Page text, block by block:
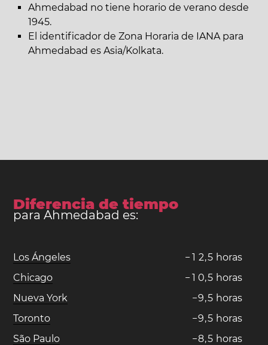
Ahmedabad no tiene horario de verano desde
1945.
El identificador de Zona Horaria de IANA para
Ahmedabad es Asia/Kolkata.
Diferencia de tiempo
para Ahmedabad es:
Los Ángeles − 1 2,5 horas
Chicago
− 1 0,5 horas
Nueva York
−9,5 horas
Toronto
−9,5 horas
São Paulo
−8,5 horas